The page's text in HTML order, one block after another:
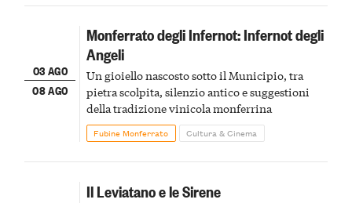
03 AGO
08 AGO
Monferrato degli Infernot: Infernot degli
Angeli
Un gioiello nascosto sotto il Municipio, tra
pietra scolpita, silenzio antico e suggestioni
della tradizione vinicola monferrina
Fubine Monferrato Cultura & Cinema
Il Leviatano e le Sirene